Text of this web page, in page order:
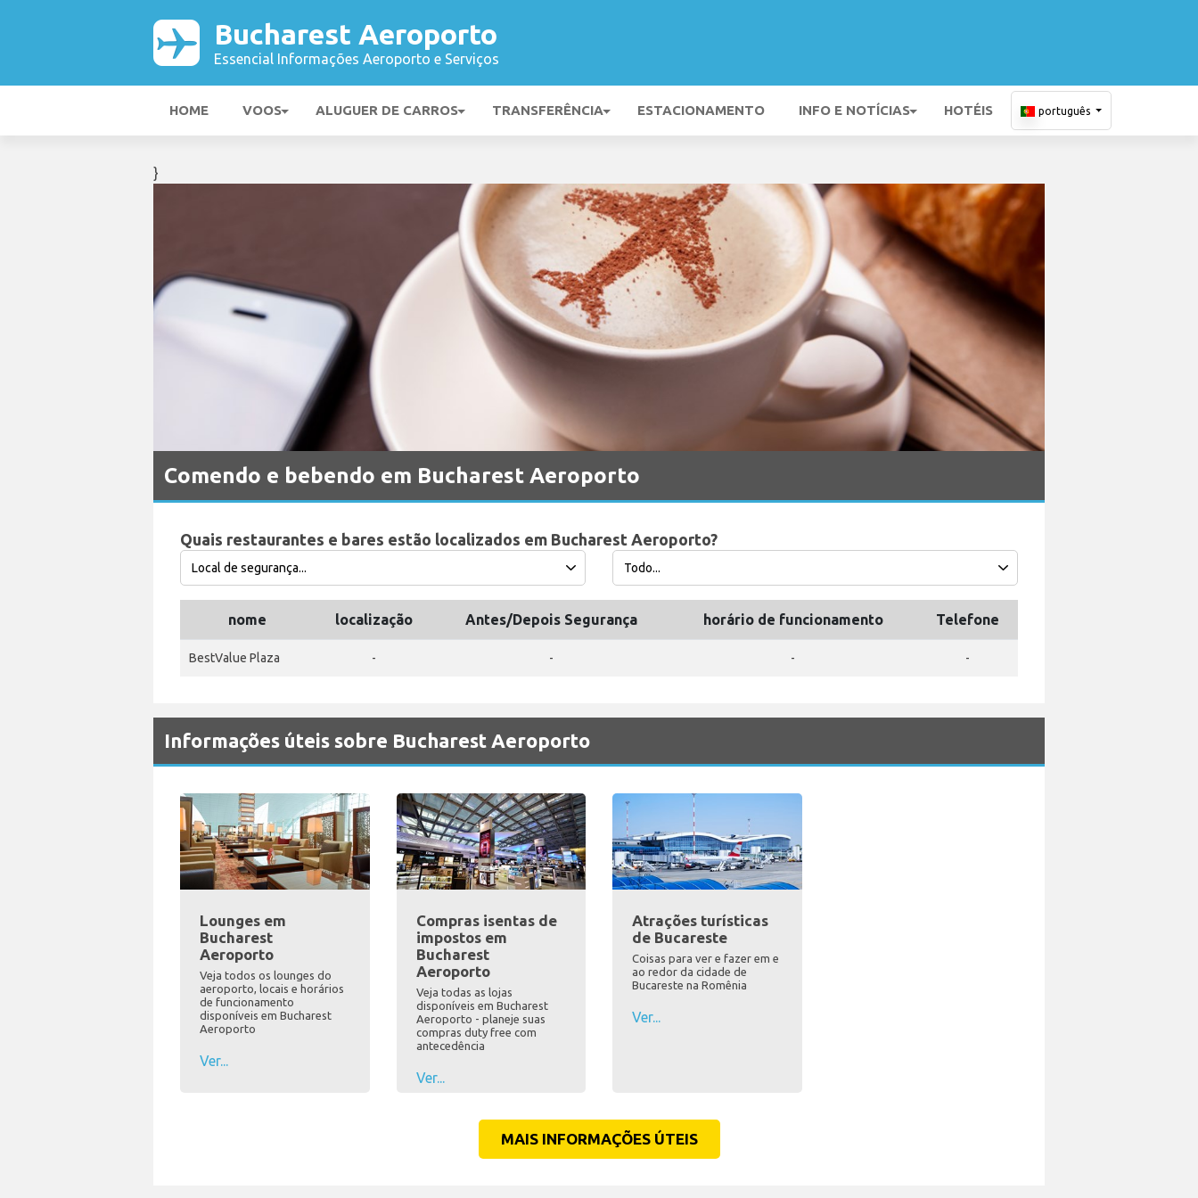
Bucharest Aeroporto
Essencial Informações Aeroporto e Serviços
HOME VOOS ALUGUER DE CARROS TRANSFERÊNCIA ESTACIONAMENTO INFO E NOTÍCIAS HOTÉIS português
}
Comendo e bebendo em Bucharest Aeroporto
Quais restaurantes e bares estão localizados em Bucharest Aeroporto?
nome localização Antes/Depois Segurança horário de funcionamento Telefone
BestValue Plaza - - - -
Informações úteis sobre Bucharest Aeroporto
Lounges em
Bucharest
Aeroporto
Veja todos os lounges do
aeroporto, locais e horários
de funcionamento
disponíveis em Bucharest
Aeroporto
Ver...
Compras isentas de
impostos em
Bucharest
Aeroporto
Veja todas as lojas
disponíveis em Bucharest
Aeroporto - planeje suas
compras duty free com
antecedência
Ver...
Atrações turísticas
de Bucareste
Coisas para ver e fazer em e
ao redor da cidade de
Bucareste na Romênia
Ver...
MAIS INFORMAÇÕES ÚTEIS